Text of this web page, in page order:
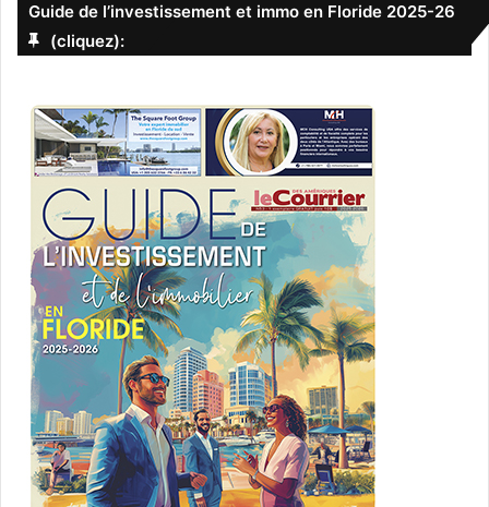
Guide de l’investissement et immo en Floride 2025-26
(cliquez):